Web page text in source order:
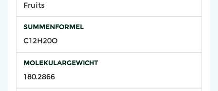
Fruits
SUMMENFORMEL
C12H20O
MOLEKULARGEWICHT
180.2866